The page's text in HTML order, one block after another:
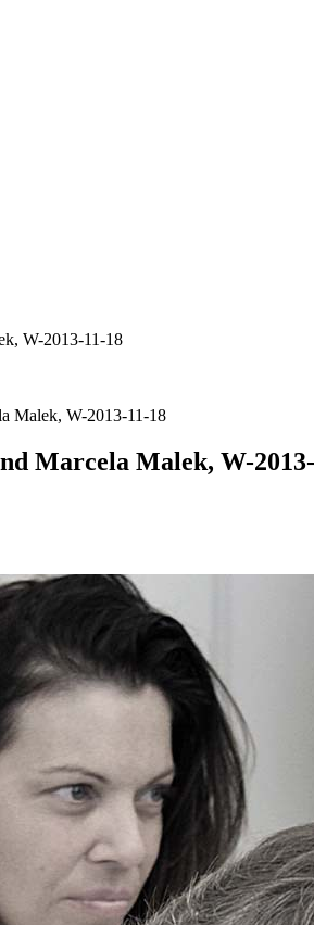
W-2013-11-18
Malek, W-2013-11-18
Marcela Malek, W-